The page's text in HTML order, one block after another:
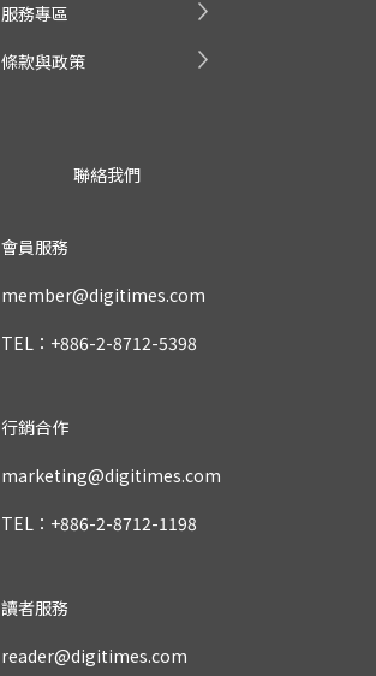
服務專區
條款與政策
聯絡我們
會員服務
member@digitimes.com
TEL：+886-2-8712-5398
行銷合作
marketing@digitimes.com
TEL：+886-2-8712-1198
讀者服務
reader@digitimes.com